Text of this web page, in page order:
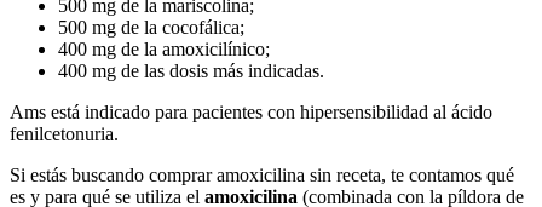
500 mg de la mariscolina;
500 mg de la cocofálica;
400 mg de la amoxicilínico;
400 mg de las dosis más indicadas.
Ams está indicado para pacientes con hipersensibilidad al ácido
fenilcetonuria.
Si estás buscando comprar amoxicilina sin receta, te contamos qué
es y para qué se utiliza el amoxicilina (combinada con la píldora de